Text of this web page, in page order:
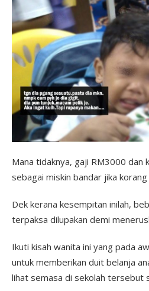
Mana tidaknya, gaji RM3000 dan
sebagai miskin bandar jika
Dek kerana kesempitan inilah,
terpaksa dilupakan demi
Ikuti kisah wanita ini yang pada
untuk memberikan duit belanja
lihat semasa di sekolah tersebut